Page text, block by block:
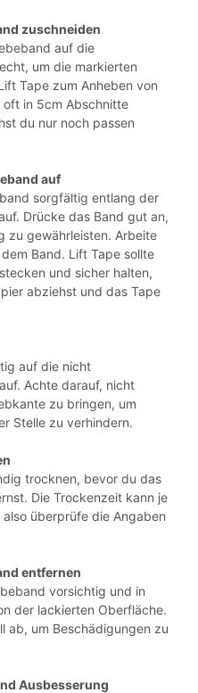
zuschneiden
auf die
um die markierten
Tape zum Anheben von
in 5cm Abschnitte
du nur noch passen
auf
sorgfältig entlang der
Drücke das Band gut an,
zu gewährleisten. Arbeite
Band. Lift Tape sollte
und sicher halten,
abziehst und das Tape
auf die nicht
Achte darauf, nicht
zu bringen, um
Stelle zu verhindern.
trocknen, bevor du das
Die Trockenzeit kann je
überprüfe die Angaben
entfernen
vorsichtig und in
der lackierten Oberfläche.
ab, um Beschädigungen zu
Ausbesserung